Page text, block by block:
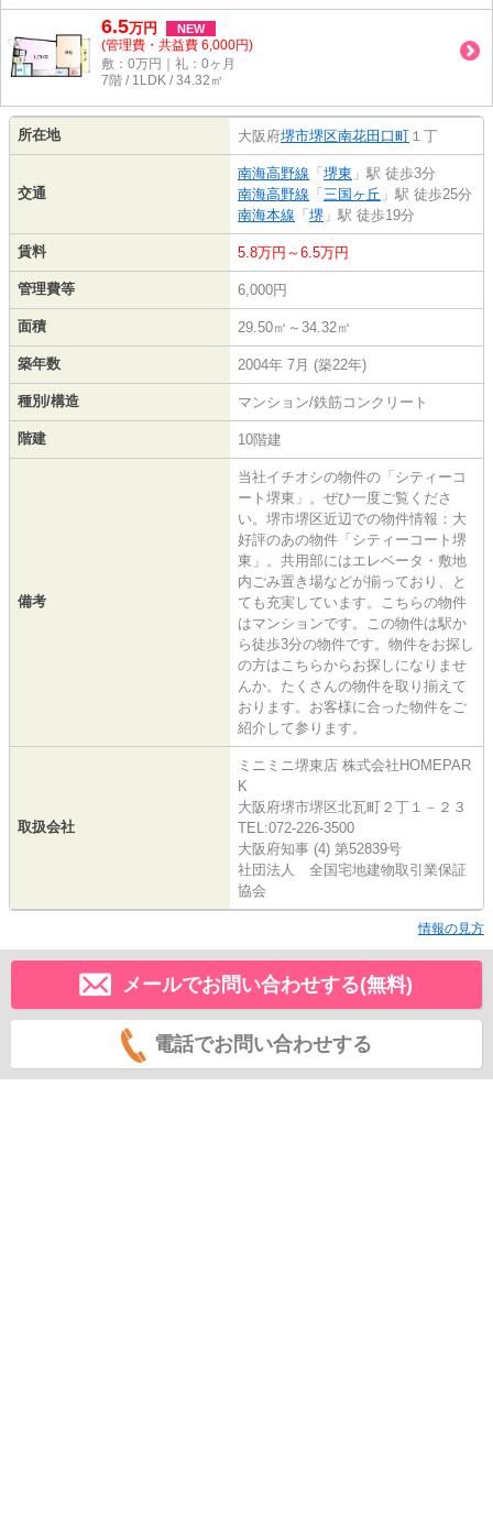
6.5万円 NEW
(管理費・共益費 6,000円)
敷：0万円｜礼：0ヶ月
7階 / 1LDK / 34.32㎡
所在地 大阪府堺市堺区南花田口町 １丁
交通
南海高野線 「 堺東 」駅 徒歩3分
南海高野線 「 三国ヶ丘 」駅 徒歩25分
南海本線 「 堺 」駅 徒歩19分
賃料 5.8万円～6.5万円
管理費等 6,000円
面積 29.50㎡～34.32㎡
築年数 2004年 7月 (築22年)
種別/構造 マンション/鉄筋コンクリート
階建 10階建
備考
当社イチオシの物件の「シティーコ
ート堺東」。ぜひ一度ご覧くださ
い。堺市堺区近辺での物件情報：大
好評のあの物件「シティーコート堺
東」。共用部にはエレベータ・敷地
内ごみ置き場などが揃っており、と
ても充実しています。こちらの物件
はマンションです。この物件は駅か
ら徒歩3分の物件です。物件をお探し
の方はこちらからお探しになりませ
んか。たくさんの物件を取り揃えて
おります。お客様に合った物件をご
紹介して参ります。
取扱会社
ミニミニ堺東店 株式会社HOMEPAR
K
大阪府堺市堺区北瓦町２丁１－２３
TEL:072-226-3500
大阪府知事 (4) 第52839号
社団法人 全国宅地建物取引業保証
協会
情報の見方
メールでお問い合わせする(無料)
電話でお問い合わせする